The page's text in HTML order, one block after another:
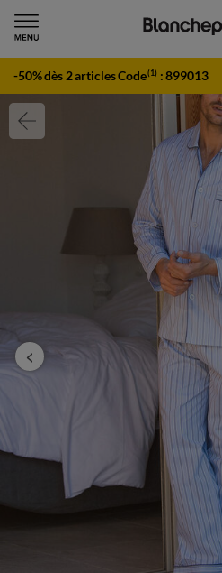
-50% dès 2 articles Code(1) :899013